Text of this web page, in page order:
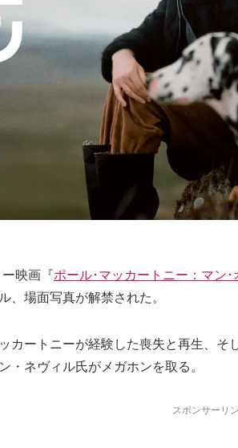
映画『ポール･マッカートニー：マン･
、場面写真が解禁された。
カートニーが経験した喪失と再生、
・ネヴィル氏がメガホンを取る。
スポンサーリ